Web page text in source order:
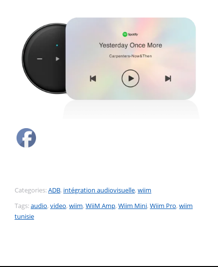
Categories:ADB, intégration audiovisuelle, wiim
Tags:audio, video, wiim, WiiM Amp, Wiim Mini, Wiim Pro, wiim
tunisie